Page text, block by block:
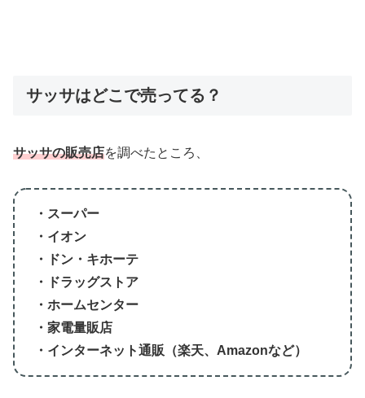
サッサはどこで売ってる？
サッサの販売店を調べたところ、
・スーパー
・イオン
・ドン・キホーテ
・ドラッグストア
・ホームセンター
・家電量販店
・インターネット通販（楽天、Amazonなど）